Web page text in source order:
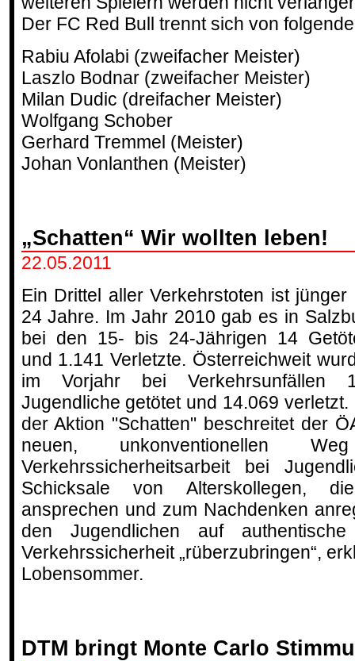
Der FC Red Bull trennt sich von
Rabiu Afolabi (zweifacher Meister)
Laszlo Bodnar (zweifacher Meister)
Milan Dudic (dreifacher Meister)
Wolfgang Schober
Gerhard Tremmel (Meister)
Johan Vonlanthen (Meister)
„Schatten“ Wir wollten leben!
22.05.2011
Ein Drittel aller Verkehrstoten ist jünger
24 Jahre. Im Jahr 2010 gab es in
bei den 15- bis 24-Jährigen 14
und 1.141 Verletzte. Österreichweit
im Vorjahr bei Verkehrsunfällen
Jugendliche getötet und 14.069 verletzt.
der Aktion "Schatten" beschreitet der
neuen, unkonventionellen
Verkehrssicherheitsarbeit bei
Schicksale von Alterskollegen,
ansprechen und zum Nachdenken
den Jugendlichen auf
Verkehrssicherheit „rüberzubringen“,
Lobensommer.
DTM bringt Monte Carlo